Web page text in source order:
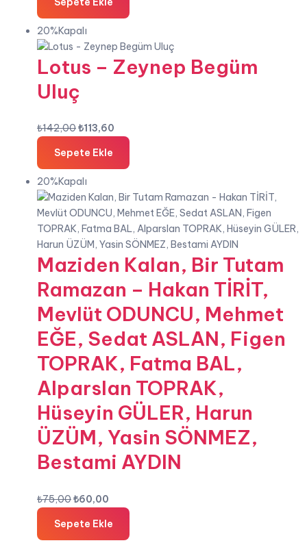
₺90,00.fiyat:
20%Kapalı
Lotus – Zeynep Begüm
Uluç
₺142,00Orijinal
₺142,00.
₺113,60
andaki
Sepete Ekle
20%Kapalı
Maziden Kalan, Bir Tutam
Ramazan – Hakan TİRİT,
Mevlüt ODUNCU, Mehmet
EĞE, Sedat ASLAN, Figen
TOPRAK, Fatma BAL,
Alparslan TOPRAK,
Hüseyin GÜLER, Harun
ÜZÜM, Yasin SÖNMEZ,
Bestami AYDIN
₺75,00Orijinal
₺75,00.
₺60,00
andaki
fiyat:
Sepete Ekle